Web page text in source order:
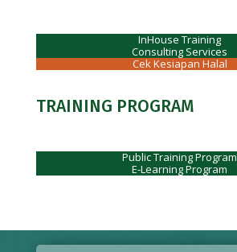
InHouse Training
Consulting Services
Cek Kesiapan Halal
TRAINING PROGRAM
Public Training Program
E-Learning Program